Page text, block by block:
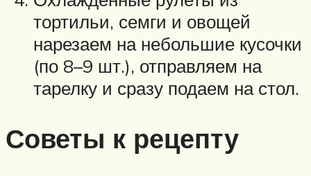
тортильи, семги и овощей
нарезаем на небольшие кусочки
(по 8–9 шт.), отправляем на
тарелку и сразу подаем на стол.
Советы к рецепту